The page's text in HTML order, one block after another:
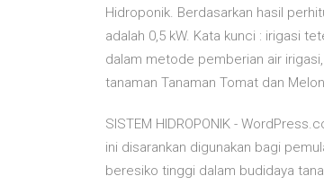
Hidroponik. Berdasarkan hasil
adalah 0,5 kW. Kata kunci : irigasi
dalam metode pemberian air
tanaman Tanaman Tomat dan
SISTEM HIDROPONIK -
ini disarankan digunakan bagi
beresiko tinggi dalam budidaya